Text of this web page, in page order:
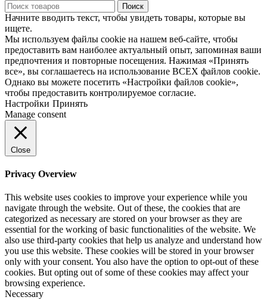
Поиск
Начните вводить текст, чтобы увидеть товары, которые вы
ищете.
Мы используем файлы cookie на нашем веб-сайте, чтобы
предоставить вам наиболее актуальный опыт, запоминая ваши
предпочтения и повторные посещения. Нажимая «Принять
все», вы соглашаетесь на использование ВСЕХ файлов cookie.
Однако вы можете посетить «Настройки файлов cookie»,
чтобы предоставить контролируемое согласие.
Настройки Принять
Manage consent
Close
Privacy Overview
This website uses cookies to improve your experience while you
navigate through the website. Out of these, the cookies that are
categorized as necessary are stored on your browser as they are
essential for the working of basic functionalities of the website. We
also use third-party cookies that help us analyze and understand how
you use this website. These cookies will be stored in your browser
only with your consent. You also have the option to opt-out of these
cookies. But opting out of some of these cookies may affect your
browsing experience.
Necessary